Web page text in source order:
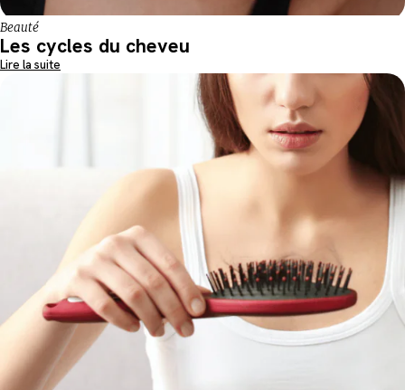
Beauté
Les cycles du cheveu
Lire la suite